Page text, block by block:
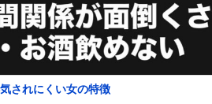
されにくい女の特徴